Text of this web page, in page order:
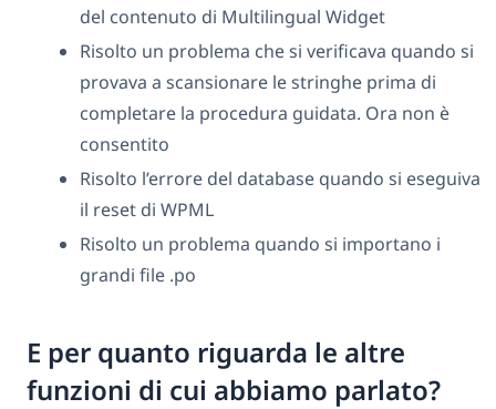
del contenuto di Multilingual Widget
Risolto un problema che si verificava quando si
provava a scansionare le stringhe prima di
completare la procedura guidata. Ora non è
consentito
Risolto l’errore del database quando si eseguiva
il reset di WPML
Risolto un problema quando si importano i
grandi file .po
E per quanto riguarda le altre
funzioni di cui abbiamo parlato?